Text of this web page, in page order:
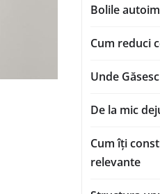
Bolile
Cum reduci
Unde
De la mic
Cum îți
relevante